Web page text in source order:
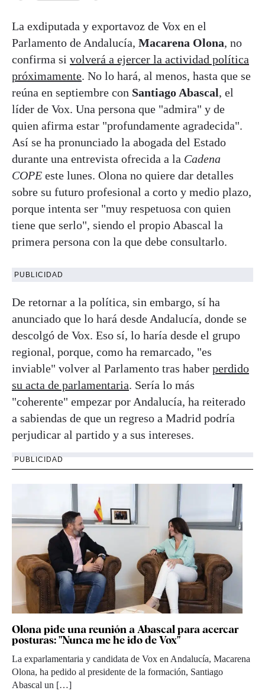
La exdiputada y exportavoz de Vox en el
Parlamento de Andalucía, Macarena Olona, no
confirma si volverá a ejercer la actividad política
próximamente. No lo hará, al menos, hasta que se
reúna en septiembre con Santiago Abascal, el
líder de Vox. Una persona que "admira" y de
quien afirma estar "profundamente agradecida".
Así se ha pronunciado la abogada del Estado
durante una entrevista ofrecida a la Cadena
COPE este lunes. Olona no quiere dar detalles
sobre su futuro profesional a corto y medio plazo,
porque intenta ser "muy respetuosa con quien
tiene que serlo", siendo el propio Abascal la
primera persona con la que debe consultarlo.
PUBLICIDAD
De retornar a la política, sin embargo, sí ha
anunciado que lo hará desde Andalucía, donde se
descolgó de Vox. Eso sí, lo haría desde el grupo
regional, porque, como ha remarcado, "es
inviable" volver al Parlamento tras haber perdido
su acta de parlamentaria. Sería lo más
"coherente" empezar por Andalucía, ha reiterado
a sabiendas de que un regreso a Madrid podría
perjudicar al partido y a sus intereses.
PUBLICIDAD
Olona pide una reunión a Abascal para acercar
posturas: "Nunca me he ido de Vox"
La exparlamentaria y candidata de Vox en Andalucía, Macarena
Olona, ha pedido al presidente de la formación, Santiago
Abascal un […]